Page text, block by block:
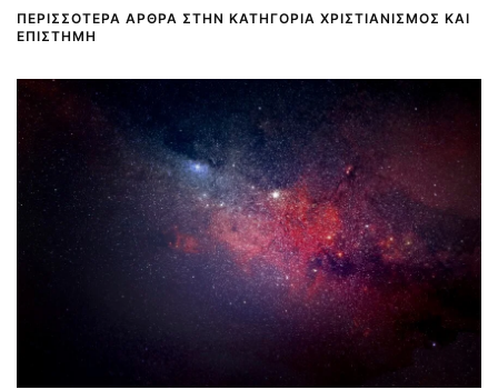
ΠΕΡΙΣΣΌΤΕΡΑ ΆΡΘΡΑ ΣΤΗΝ ΚΑΤΗΓΟΡΊΑ ΧΡΙΣΤΙΑΝΙΣΜΌΣ ΚΑΙ
ΕΠΙΣΤΉΜΗ